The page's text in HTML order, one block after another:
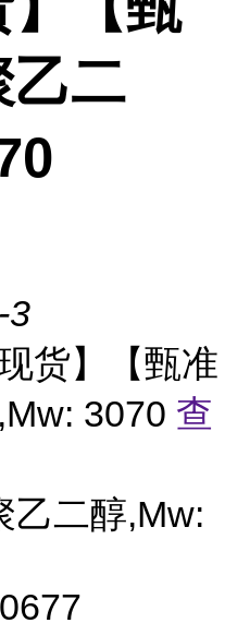
乙二
3
货】【甄准
3070 查
乙二醇,Mw: